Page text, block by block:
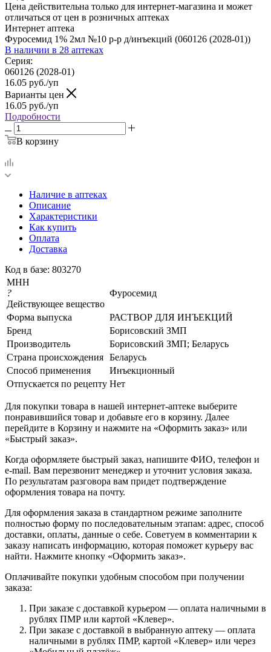
Цена действительна только для интернет-магазина и может
отличаться от цен в розничных аптеках
Интернет аптека
Фуросемид 1% 2мл №10 р-р д/инъекций (060126 (2028-01))
В наличии в 28 аптеках
Серия:
060126 (2028-01)
16.05 руб./уп
Варианты цен
16.05 руб./уп
Подробности
В корзину
Наличие в аптеках
Описание
Характеристики
Как купить
Оплата
Доставка
Код в базе: 803270
МНН
?
Действующее вещество
Фуросемид
Форма выпуска
РАСТВОР ДЛЯ ИНЪЕКЦИЙ
Бренд
Борисовский ЗМП
Производитель
Борисовский ЗМП; Беларусь
Страна происхождения Беларусь
Способ применения
Инъекционный
Отпускается по рецепту Нет
Для покупки товара в нашей интернет-аптеке выберите
понравившийся товар и добавьте его в корзину. Далее
перейдите в Корзину и нажмите на «Оформить заказ» или
«Быстрый заказ».
Когда оформляете быстрый заказ, напишите ФИО, телефон и
e-mail. Вам перезвонит менеджер и уточнит условия заказа.
По результатам разговора вам придет подтверждение
оформления товара на почту.
Для оформления заказа в стандартном режиме заполните
полностью форму по последовательным этапам: адрес, способ
доставки, оплаты, данные о себе. Советуем в комментарии к
заказу написать информацию, которая поможет курьеру вас
найти. Нажмите кнопку «Оформить заказ».
Оплачивайте покупки удобным способом при получении
заказа:
При заказе с доставкой курьером — оплата наличными в
рублях ПМР или картой «Клевер».
При заказе с доставкой в выбранную аптеку — оплата
наличными в рублях ПМР, картой «Клевер» или через